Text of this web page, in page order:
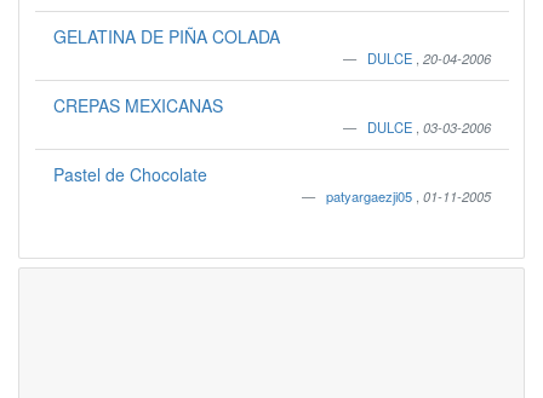
GELATINA DE PIÑA COLADA
DULCE 20-04-2006
CREPAS MEXICANAS
DULCE 03-03-2006
Pastel de Chocolate
patyargaezji05 01-11-2005